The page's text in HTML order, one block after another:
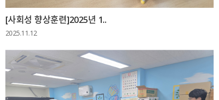
[사회성 향상훈련]2025년 1..
2025.11.12